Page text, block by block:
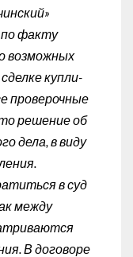
по факту
возможных
купли-
проверочные
решение об
дела, в виду
в суд
между
В договоре